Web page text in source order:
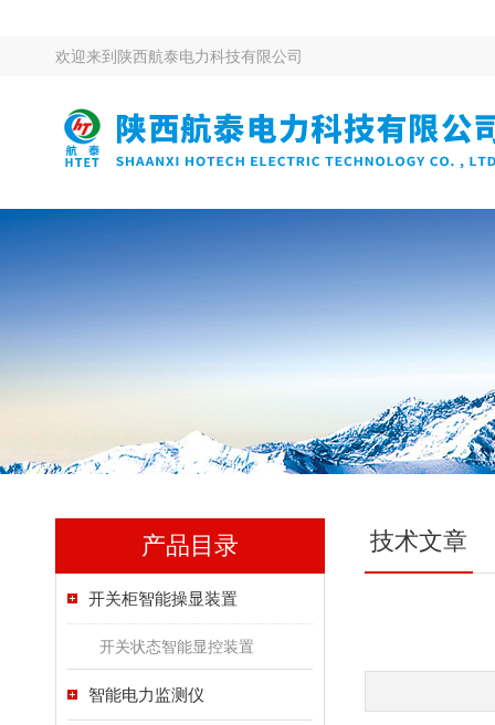
欢迎来到 陕西航泰电力科技有限公司
产品目录
开关柜智能操显装置
开关状态智能显控装置
智能电力监测仪
技术文章